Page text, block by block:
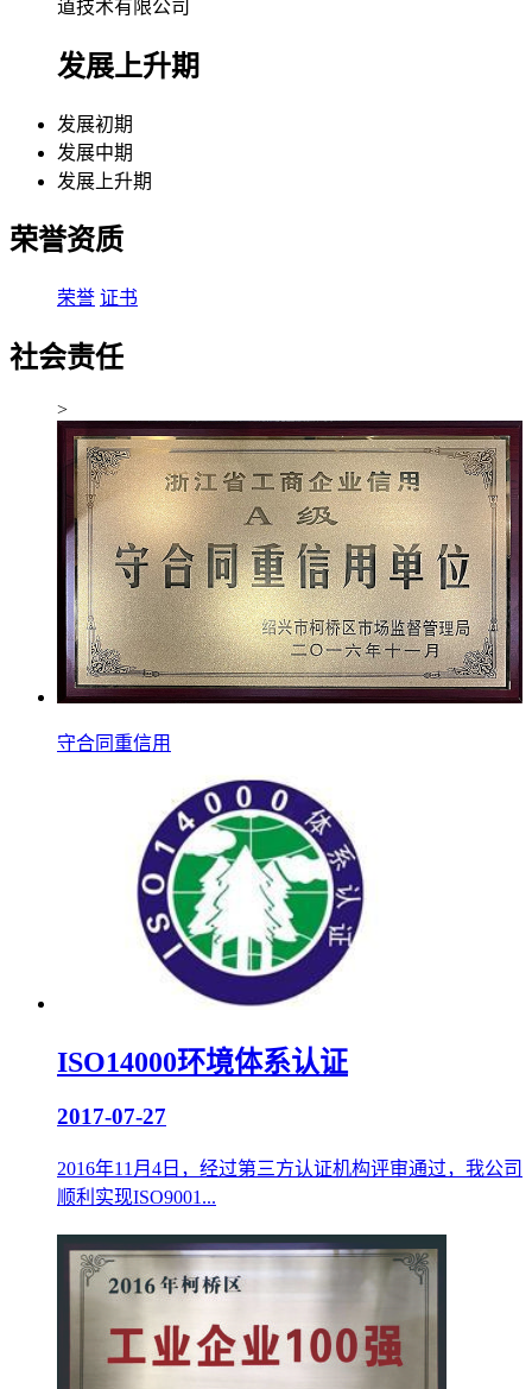
道技术有限公司
发展上升期
发展初期
发展中期
发展上升期
荣誉资质
荣誉 证书
社会责任
>
守合同重信用
ISO14000环境体系认证
2017-07-27
2016年11月4日，经过第三方认证机构评审通过，我公司
顺利实现ISO9001...